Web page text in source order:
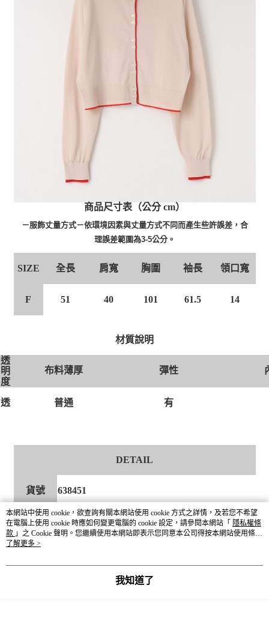
商品尺寸表（公分 cm）
－服飾丈量方式－依環境因素與丈量方式不同而產生些許誤差，合
理誤差範圍為3-5公分。
SIZE 全長 肩寬 胸圍 袖長 領口寬
F 51 40 101 61.5 14
材質說明
透
明
度
布料薄厚 彈性
透 普通 有
DETAIL
貨號 638451
尺寸 Free Size 單一尺寸
棉50% 聚酯纖維50%
本網站中使用 cookie，欲查詢有關本網站使用 cookie 方式之詳情，及若您不希望
在電腦上使用 cookie 時應如何變更電腦的 cookie 設定，請參閱本網站「 隱私權條
款 」之 Cookie 聲明。您繼續使用本網站即表示您同意本公司得按本網站使用條款
之 Cookie 聲明使用 cookie。
了解更多 >
我知道了